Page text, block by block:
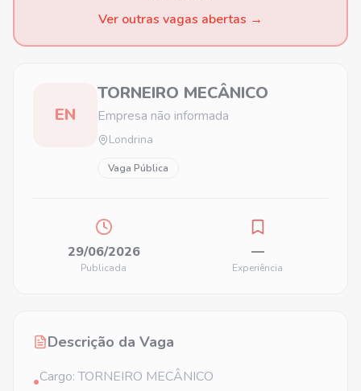
Ver outras vagas abertas →
EN
TORNEIRO MECÂNICO
Empresa não informada
Londrina
Vaga Pública
29/06/2026
Publicada
—
Experiência
Descrição da Vaga
•Cargo: TORNEIRO MECÂNICO